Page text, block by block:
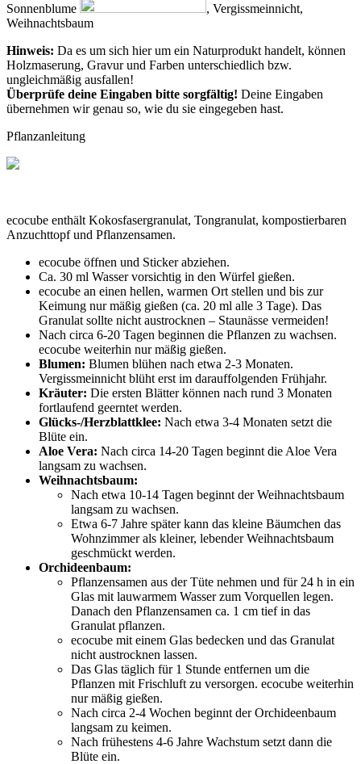
Sonnenblume
, Vergissmeinnicht,
Weihnachtsbaum
Hinweis: Da es um sich hier um ein Naturprodukt handelt, können
Holzmaserung, Gravur und Farben unterschiedlich bzw.
ungleichmäßig ausfallen!
Überprüfe deine Eingaben bitte sorgfältig! Deine Eingaben
übernehmen wir genau so, wie du sie eingegeben hast.
Pflanzanleitung
ecocube enthält Kokosfasergranulat, Tongranulat, kompostierbaren
Anzuchttopf und Pflanzensamen.
ecocube öffnen und Sticker abziehen.
Ca. 30 ml Wasser vorsichtig in den Würfel gießen.
ecocube an einen hellen, warmen Ort stellen und bis zur
Keimung nur mäßig gießen (ca. 20 ml alle 3 Tage). Das
Granulat sollte nicht austrocknen – Staunässe vermeiden!
Nach circa 6-20 Tagen beginnen die Pflanzen zu wachsen.
ecocube weiterhin nur mäßig gießen.
Blumen: Blumen blühen nach etwa 2-3 Monaten.
Vergissmeinnicht blüht erst im darauffolgenden Frühjahr.
Kräuter: Die ersten Blätter können nach rund 3 Monaten
fortlaufend geerntet werden.
Glücks-/Herzblattklee: Nach etwa 3-4 Monaten setzt die
Blüte ein.
Aloe Vera: Nach circa 14-20 Tagen beginnt die Aloe Vera
langsam zu wachsen.
Weihnachtsbaum:
Nach etwa 10-14 Tagen beginnt der Weihnachtsbaum
langsam zu wachsen.
Etwa 6-7 Jahre später kann das kleine Bäumchen das
Wohnzimmer als kleiner, lebender Weihnachtsbaum
geschmückt werden.
Orchideenbaum:
Pflanzensamen aus der Tüte nehmen und für 24 h in ein
Glas mit lauwarmem Wasser zum Vorquellen legen.
Danach den Pflanzensamen ca. 1 cm tief in das
Granulat pflanzen.
ecocube mit einem Glas bedecken und das Granulat
nicht austrocknen lassen.
Das Glas täglich für 1 Stunde entfernen um die
Pflanzen mit Frischluft zu versorgen. ecocube weiterhin
nur mäßig gießen.
Nach circa 2-4 Wochen beginnt der Orchideenbaum
langsam zu keimen.
Nach frühestens 4-6 Jahre Wachstum setzt dann die
Blüte ein.